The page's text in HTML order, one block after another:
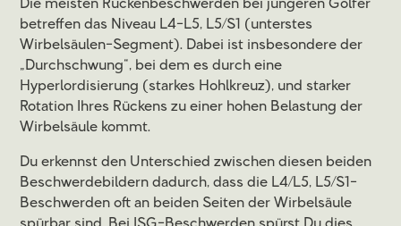
Die meisten Rückenbeschwerden bei jüngeren Golfer
betreffen das Niveau L4-L5, L5/S1 (unterstes
Wirbelsäulen-Segment). Dabei ist insbesondere der
„Durchschwung“, bei dem es durch eine
Hyperlordisierung (starkes Hohlkreuz), und starker
Rotation Ihres Rückens zu einer hohen Belastung der
Wirbelsäule kommt.
Du erkennst den Unterschied zwischen diesen beiden
Beschwerdebildern dadurch, dass die L4/L5, L5/S1-
Beschwerden oft an beiden Seiten der Wirbelsäule